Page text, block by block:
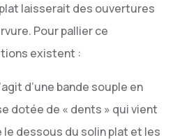
laisserait des ouvertures
Pour pallier ce
existent :
d’une bande souple en
dotée de « dents » qui vient
le dessous du solin plat et les